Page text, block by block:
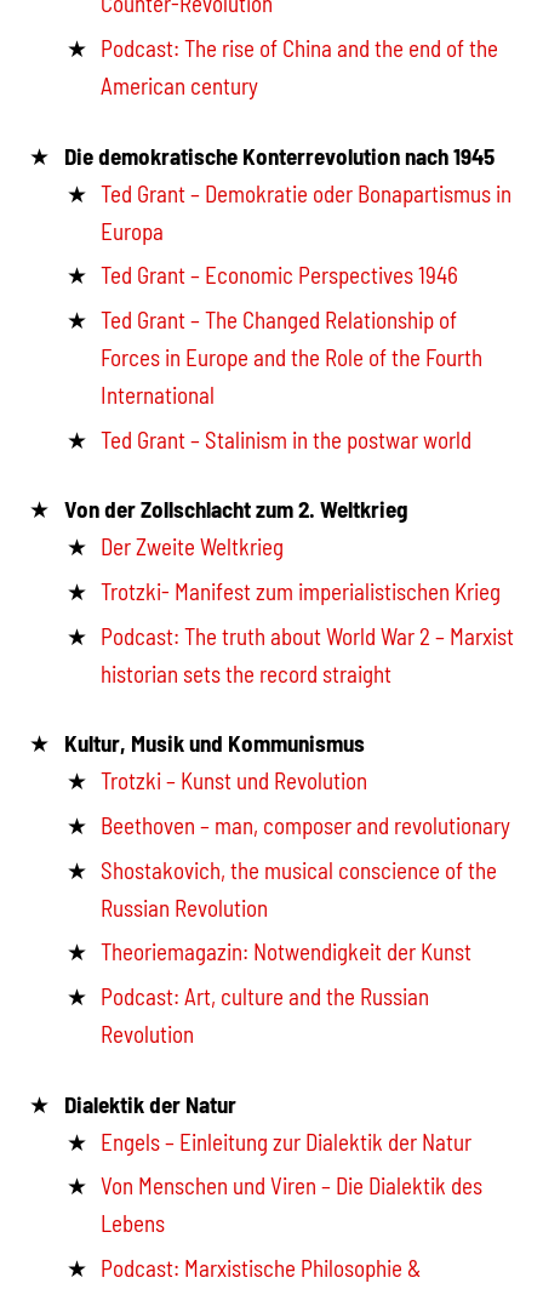
Podcast: The rise of China and the end of the
American century
Die demokratische Konterrevolution nach 1945
Ted Grant – Demokratie oder Bonapartismus in
Europa
Ted Grant – Economic Perspectives 1946
Ted Grant – The Changed Relationship of
Forces in Europe and the Role of the Fourth
International
Ted Grant – Stalinism in the postwar world
Von der Zollschlacht zum 2. Weltkrieg
Der Zweite Weltkrieg
Trotzki- Manifest zum imperialistischen Krieg
Podcast: The truth about World War 2 – Marxist
historian sets the record straight
Kultur, Musik und Kommunismus
Trotzki – Kunst und Revolution
Beethoven – man, composer and revolutionary
Shostakovich, the musical conscience of the
Russian Revolution
Theoriemagazin: Notwendigkeit der Kunst
Podcast: Art, culture and the Russian
Revolution
Dialektik der Natur
Engels – Einleitung zur Dialektik der Natur
Von Menschen und Viren – Die Dialektik des
Lebens
Podcast: Marxistische Philosophie &